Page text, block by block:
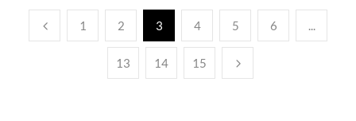
1 2 3 4 5 6 ...
13 14 15